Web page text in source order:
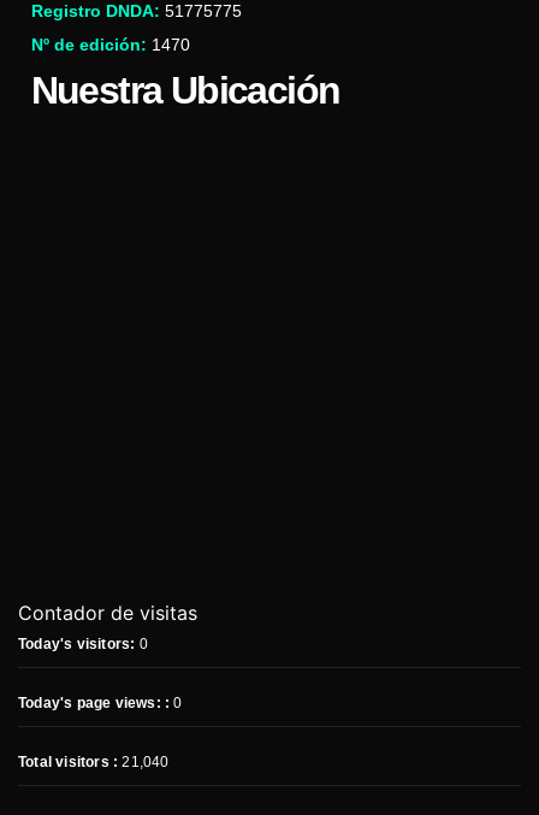
Registro DNDA: 51775775
Nº de edición: 1470
Nuestra Ubicación
Contador de visitas
Today's visitors: 0
Today's page views: :0
Total visitors :21,040